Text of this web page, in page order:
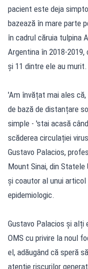
pacient este deja
bazează în mare parte
în cadrul căruia tulpina
Argentina în 2018-
și 11 dintre ele au murit.
'Am învățat mai ales
de bază de distanțare
simple - 'stai acasă
scăderea circulației
Gustavo Palacios,
Mount Sinai, din
și coautor al unui
epidemiologic.
Gustavo Palacios și
OMS cu privire la noul
el, adăugând că speră
atenție riscurilor